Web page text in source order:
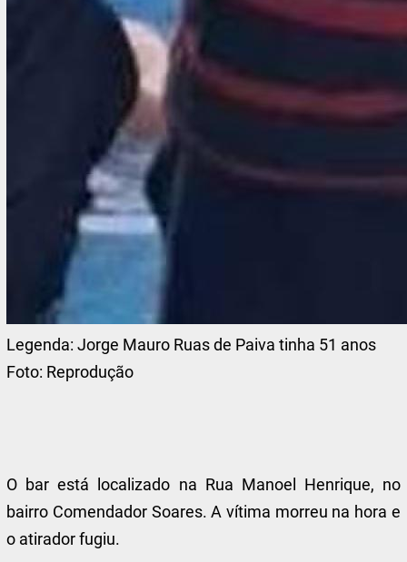
Legenda: Jorge Mauro Ruas de Paiva tinha 51 anos
Foto: Reprodução
O bar está localizado na Rua Manoel Henrique, no
bairro Comendador Soares. A vítima morreu na hora e
o atirador fugiu.